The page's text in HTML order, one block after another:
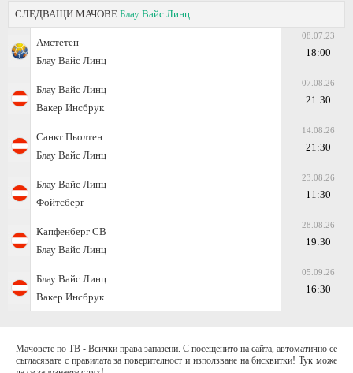
СЛЕДВАЩИ МАЧОВЕ Блау Вайс Линц
Амстетен
Блау Вайс Линц
08.07.23
18:00
Блау Вайс Линц
Вакер Инсбрук
07.08.26
21:30
Санкт Пьолтен
Блау Вайс Линц
14.08.26
21:30
Блау Вайс Линц
Фойтсберг
23.08.26
11:30
Капфенберг СВ
Блау Вайс Линц
28.08.26
19:30
Блау Вайс Линц
Вакер Инсбрук
05.09.26
16:30
Мачовете по ТВ - Всички права запазени. С посещенито на сайта, автоматично се
съгласявате с правилата за поверителност и използване на бисквитки! Тук може